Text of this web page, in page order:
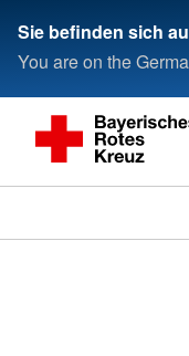
Sie befinden sich
You are on the